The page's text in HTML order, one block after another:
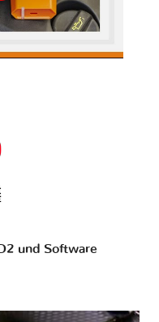
und Software